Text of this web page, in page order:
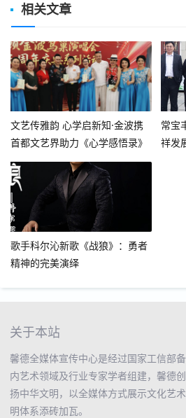
相关文章
文艺传雅韵 心学启新知·金波携
首都文艺界助力《心学感悟录》
新书推广
常宝
祥发
歌手科尔沁新歌《战狼》：勇者
精神的完美演绎
关于本站
馨德全媒体宣传中心是经过国家工信部
内艺术领域及行业专家学者组建，馨德
扬中华文明，以全媒体方式展示文化艺
明体系添砖加瓦。